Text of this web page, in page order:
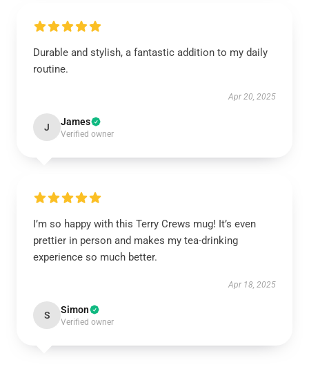
Durable and stylish, a fantastic addition to my daily
routine.
Apr 20, 2025
J James
Verified owner
I’m so happy with this Terry Crews mug! It’s even
prettier in person and makes my tea-drinking
experience so much better.
Apr 18, 2025
S Simon
Verified owner